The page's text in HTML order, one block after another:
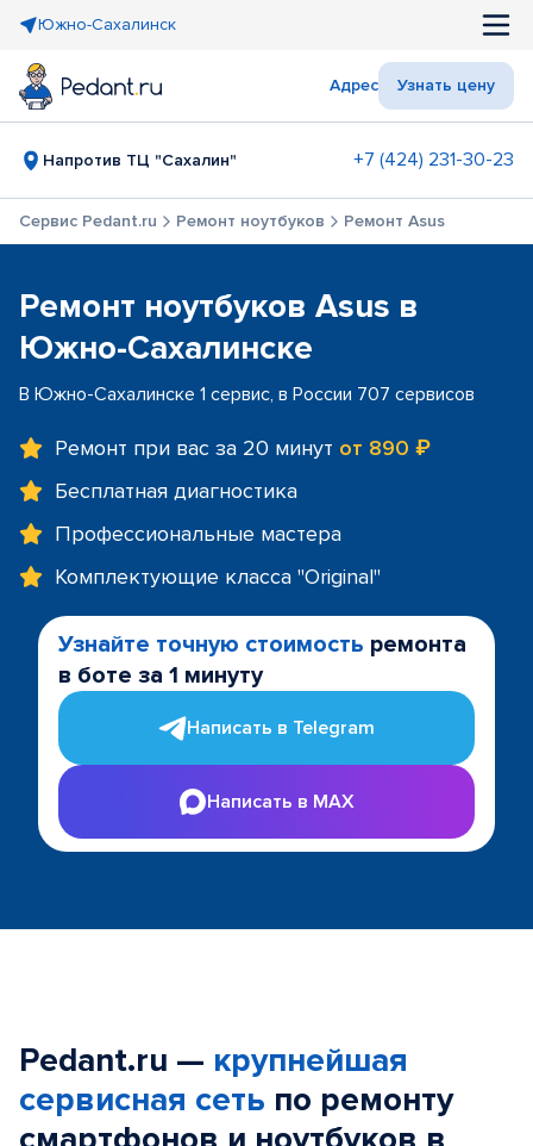
Южно-Сахалинск
Адрес Узнать цену
Напротив ТЦ "Сахалин" +7 (424) 231-30-23
Сервис Pedant.ru Ремонт ноутбуков Ремонт Asus
Ремонт ноутбуков Asus в
Южно-Сахалинске
В Южно-Сахалинске 1 сервис, в России 707 сервисов
Ремонт при вас за 20 минут от 890 ₽
Бесплатная диагностика
Профессиональные мастера
Комплектующие класса "Original"
Узнайте точную стоимость ремонта
в боте за 1 минуту
Написать в Telegram
Написать в MAX
Pedant.ru — крупнейшая
сервисная сеть по ремонту